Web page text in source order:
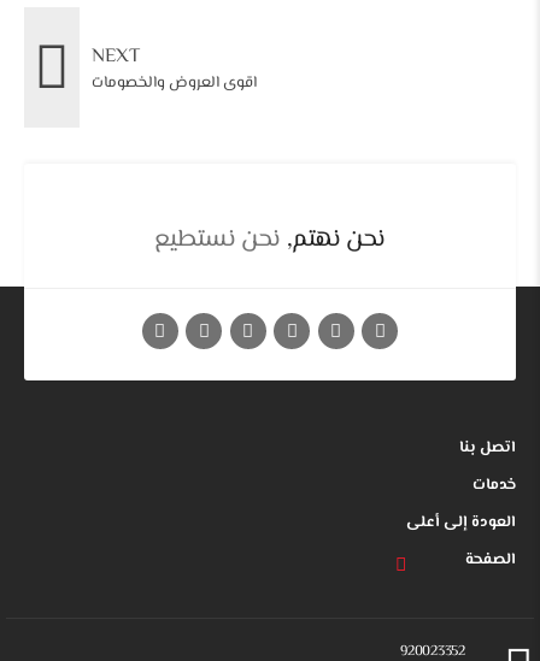
NEXT
اقوى العروض والخصومات
نحن نهتم, نحن نستطيع
اتصل بنا
خدمات
العودة إلى أعلى
الصفحة
920023352